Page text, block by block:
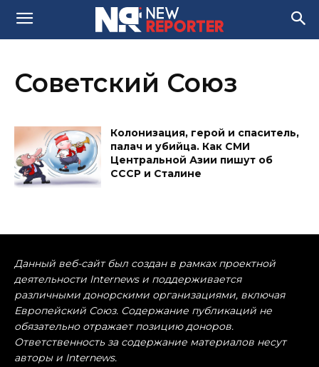
Советский Союз
Колонизация, герой и спаситель,
палач и убийца. Как СМИ
Центральной Азии пишут об
СССР и Сталине
Данный веб-сайт был создан в рамках проектной
деятельности Internews и поддерживается
различными донорскими организациями, включая
Европейский Союз. Содержание публикаций не
обязательно отражает позицию доноров.
Ответственность за содержание материалов несут
авторы и Internews.